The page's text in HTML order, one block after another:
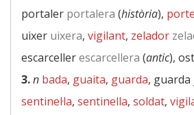
portaler portalera (història),
uixer uixera, vigilant, zelador
escarcellerescarcellera (antic),
3.n bada, guaita, guarda,
sentinel·la, sentinella, soldat,